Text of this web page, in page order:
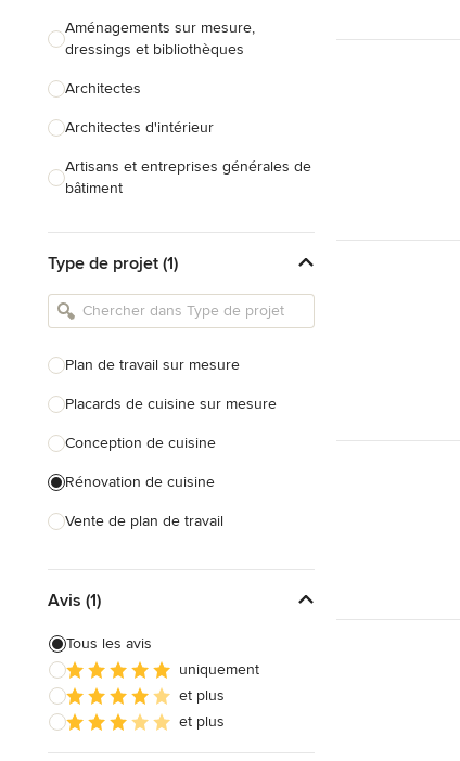
Aménagements sur mesure,
dressings et bibliothèques
Architectes
Architectes d'intérieur
Artisans et entreprises générales de
bâtiment
Charpentiers
Constructeurs de maison
cuisine
Décorateurs d'intérieur
Home organisers
Tout voir
Type de projet (1)
Plan de travail sur mesure
Placards de cuisine sur mesure
Conception de cuisine
Rénovation de cuisine
Vente de plan de travail
Tout voir
Avis (1)
Tous les avis
uniquement
et plus
et plus